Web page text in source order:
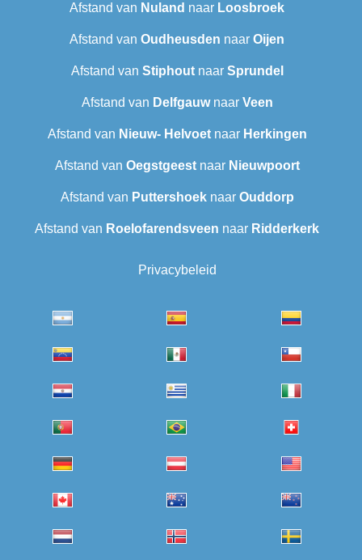
Afstand van Nuland naar Loosbroek
Afstand van Oudheusden naar Oijen
Afstand van Stiphoutnaar Sprundel
Afstand van Delfgauwnaar Veen
Afstand van Nieuw- Helvoetnaar Herkingen
Afstand van Oegstgeestnaar Nieuwpoort
Afstand van Puttershoeknaar Ouddorp
Afstand van Roelofarendsveen naar Ridderkerk
Privacybeleid